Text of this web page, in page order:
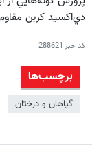
دي‌اكسيد كربن
کد خبر 288621
برچسب‌ها
گیاهان و درختان